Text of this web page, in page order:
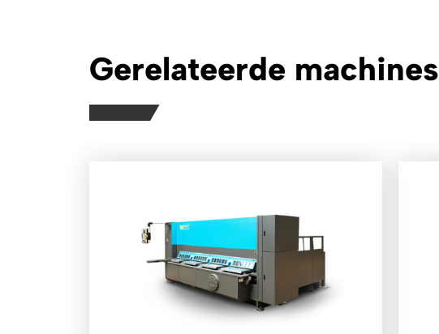
Gerelateerde machines